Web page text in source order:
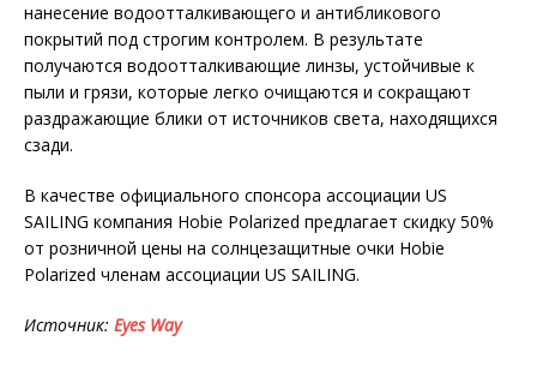
нанесение водоотталкивающего и антибликового
покрытий под строгим контролем. В результате
получаются водоотталкивающие линзы, устойчивые к
пыли и грязи, которые легко очищаются и сокращают
раздражающие блики от источников света, находящихся
сзади.
В качестве официального спонсора ассоциации US
SAILING компания Hobie Polarized предлагает скидку 50%
от розничной цены на солнцезащитные очки Hobie
Polarized членам ассоциации US SAILING.
Источник: Eyes Way